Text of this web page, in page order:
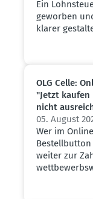
Ein
geworben
klarer
OLG Celle:
"Jetzt
nicht
05. August
Wer im
weiter zur